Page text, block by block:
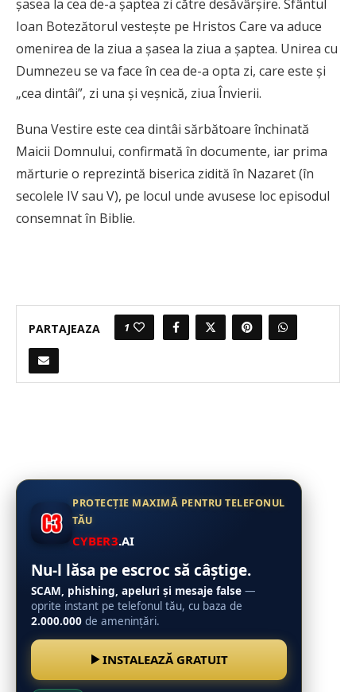
şasea la cea de-a şaptea zi către desăvârșire. Sfântul
Ioan Botezătorul vesteşte pe Hristos Care va aduce
omenirea de la ziua a şasea la ziua a şaptea. Unirea cu
Dumnezeu se va face în cea de-a opta zi, care este şi
„cea dintâi”, zi una şi veşnică, ziua Învierii.
Buna Vestire este cea dintâi sărbătoare închinată
Maicii Domnului, confirmată în documente, iar prima
mărturie o reprezintă biserica zidită în Nazaret (în
secolele IV sau V), pe locul unde avusese loc episodul
consemnat în Biblie.
PARTAJEAZA 1
PROTECȚIE MAXIMĂ PENTRU TELEFONUL
TĂU
CYBER3.AI
Nu-l lăsa pe escroc să câștige.
SCAM, phishing, apeluri și mesaje false —
oprite instant pe telefonul tău, cu baza de
2.000.000 de amenințări.
INSTALEAZĂ GRATUIT